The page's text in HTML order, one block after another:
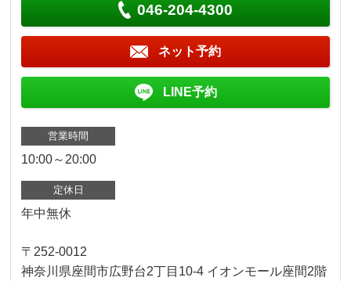
046-204-4300
ネット予約
LINE予約
営業時間
10:00～20:00
定休日
年中無休
〒252-0012
神奈川県座間市広野台2丁目10-4 イオンモール座間2階